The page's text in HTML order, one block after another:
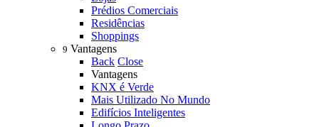
Prédios Comerciais
Residências
Shoppings
9 Vantagens
Back Close
Vantagens
KNX é Verde
Mais Utilizado No Mundo
Edifícios Inteligentes